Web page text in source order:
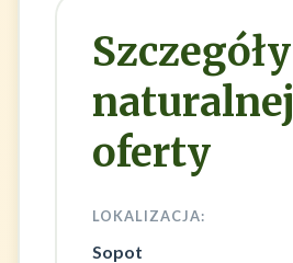
Szczegóły
naturalnej
oferty
LOKALIZACJA:
Sopot